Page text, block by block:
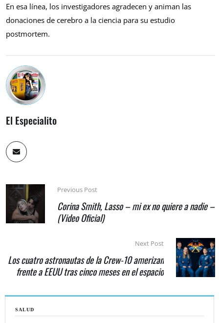
SALUD
En esa línea, los investigadores agradecen y animan las
donaciones de cerebro a la ciencia para su estudio
postmortem.
El Especialito
Previous Post
Corina Smith, Lasso – mi ex no quiere a nadie –
(Video Oficial)
Next Post
Los cuatro astronautas de la Crew-10 amerizan
frente a EEUU tras cinco meses en el espacio